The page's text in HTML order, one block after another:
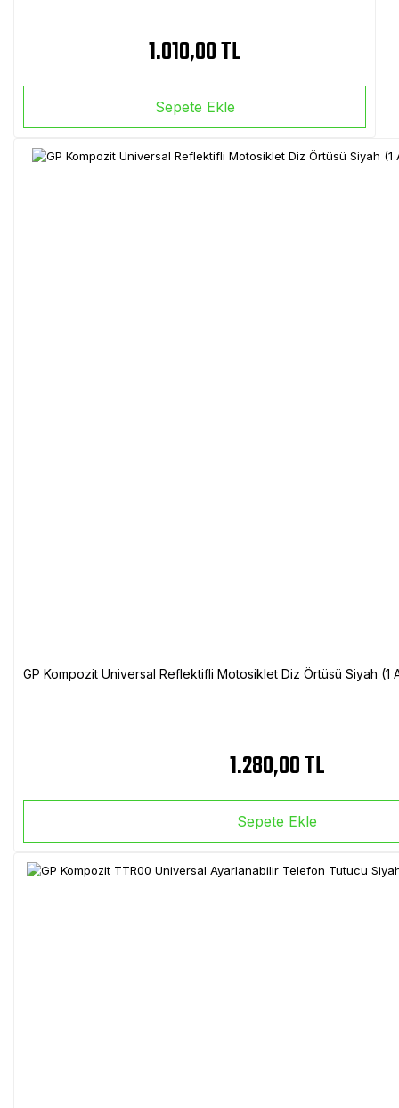
1.010,00 TL
Sepete Ekle
GP Kompozit Universal Reflektifli Motosiklet Diz Örtüsü Siyah
1.280,00 TL
Sepete Ekle